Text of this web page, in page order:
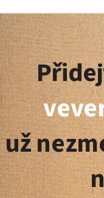
Z
á
p
a
t
íuž